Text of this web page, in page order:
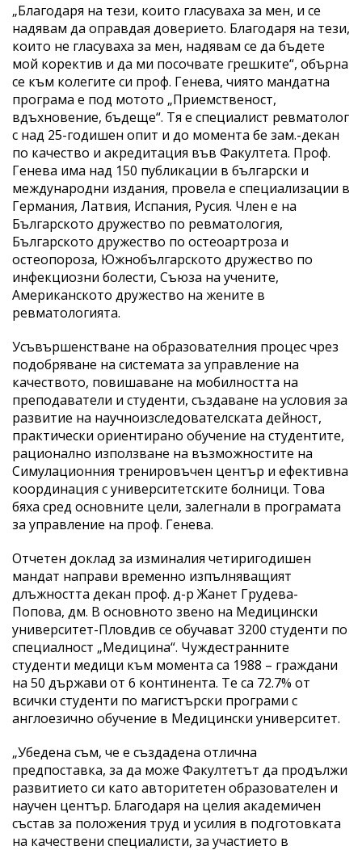
„Благодаря на тези, които гласуваха за мен, и се
надявам да оправдая доверието. Благодаря на тези,
които не гласуваха за мен, надявам се да бъдете
мой коректив и да ми посочвате грешките“, обърна
се към колегите си проф. Генева, чиято мандатна
програма е под мотото „Приемственост,
вдъхновение, бъдеще“. Тя е специалист ревматолог
с над 25-годишен опит и до момента бе зам.-декан
по качество и акредитация във Факултета. Проф.
Генева има над 150 публикации в български и
международни издания, провела е специализации в
Германия, Латвия, Испания, Русия. Член е на
Българското дружество по ревматология,
Българското дружество по остеоартроза и
остеопороза, Южнобългарското дружество по
инфекциозни болести, Съюза на учените,
Американското дружество на жените в
ревматологията.
Усъвършенстване на образователния процес чрез
подобряване на системата за управление на
качеството, повишаване на мобилността на
преподаватели и студенти, създаване на условия за
развитие на научноизследователската дейност,
практически ориентирано обучение на студентите,
рационално използване на възможностите на
Симулационния тренировъчен център и ефективна
координация с университетските болници. Това
бяха сред основните цели, залегнали в програмата
за управление на проф. Генева.
Отчетен доклад за изминалия четиригодишен
мандат направи временно изпълняващият
длъжността декан проф. д-р Жанет Грудева-
Попова, дм. В основното звено на Медицински
университет-Пловдив се обучават 3200 студенти по
специалност „Медицина“. Чуждестранните
студенти медици към момента са 1988 – граждани
на 50 държави от 6 континента. Те са 72.7% от
всички студенти по магистърски програми с
англоезично обучение в Медицински университет.
„Убедена съм, че е създадена отлична
предпоставка, за да може Факултетът да продължи
развитието си като авторитетен образователен и
научен център. Благодаря на целия академичен
състав за положения труд и усилия в подготовката
на качествени специалисти, за участието в